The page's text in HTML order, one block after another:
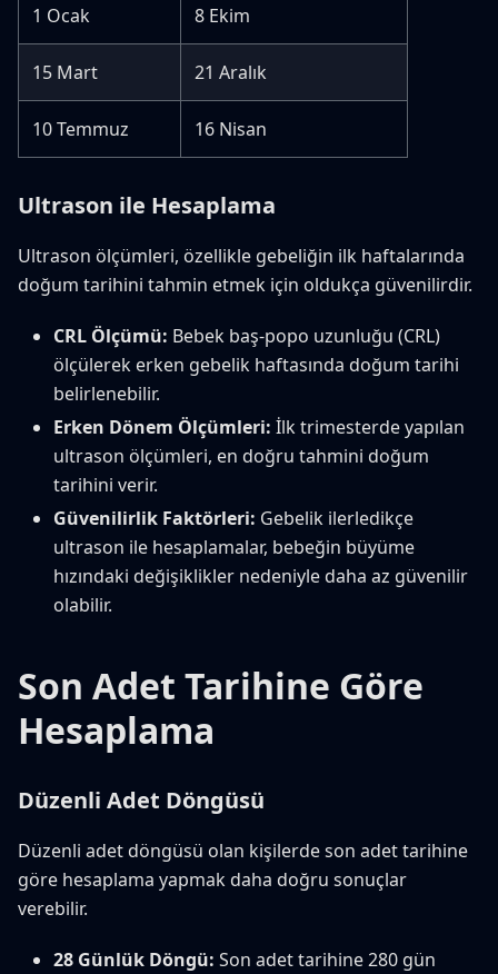
1 Ocak 8 Ekim
15 Mart 21 Aralık
10 Temmuz 16 Nisan
Ultrason ile Hesaplama
Ultrason ölçümleri, özellikle gebeliğin ilk haftalarında
doğum tarihini tahmin etmek için oldukça güvenilirdir.
CRL Ölçümü: Bebek baş-popo uzunluğu (CRL)
ölçülerek erken gebelik haftasında doğum tarihi
belirlenebilir.
Erken Dönem Ölçümleri: İlk trimesterde yapılan
ultrason ölçümleri, en doğru tahmini doğum
tarihini verir.
Güvenilirlik Faktörleri: Gebelik ilerledikçe
ultrason ile hesaplamalar, bebeğin büyüme
hızındaki değişiklikler nedeniyle daha az güvenilir
olabilir.
Son Adet Tarihine Göre
Hesaplama
Düzenli Adet Döngüsü
Düzenli adet döngüsü olan kişilerde son adet tarihine
göre hesaplama yapmak daha doğru sonuçlar
verebilir.
28 Günlük Döngü: Son adet tarihine 280 gün